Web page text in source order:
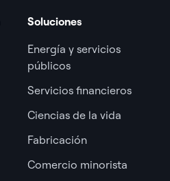
Soluciones
Energía y servicios
públicos
Servicios financieros
Ciencias de la vida
Fabricación
Comercio minorista